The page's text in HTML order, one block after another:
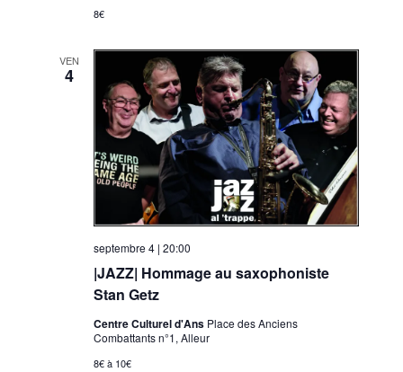
8€
VEN
4
|JAZZ| Hommage au saxophoniste
Stan Getz
septembre 4 | 20:00
Centre Culturel d'Ans Place des Anciens
Combattants n°1, Alleur
8€ à 10€